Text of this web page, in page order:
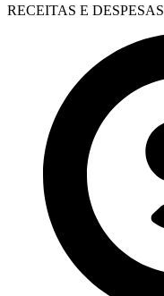
RECEITAS E DESPESAS